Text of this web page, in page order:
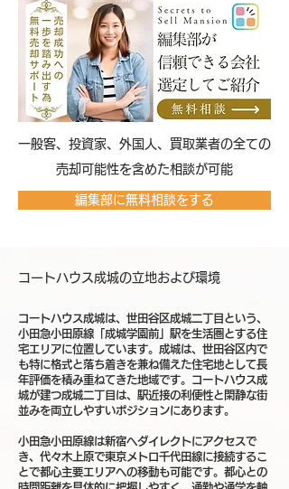
​一般客、投資家、外国人、買取業者の全ての
売却可能性を含めた相談が可能
編集部に無料相談をする
コートハウス成城の立地および環境
コートハウス成城は、世田谷区成城二丁目という、
小田急小田原線「成城学園前」駅を生活圏とする住
宅エリアに位置しています。成城は、世田谷区内で
も特に格式と落ち着きを兼ね備えた住宅地として長
年評価を積み重ねてきた地域です。コートハウス成
城が建つ成城二丁目は、駅近接の利便性と閑静な街
並みを両立しやすいポジションにあります。
小田急小田原線は新宿へダイレクトにアクセスで
き、代々木上原で東京メトロ千代田線に接続するこ
とで都心主要エリアへの移動も可能です。都心との